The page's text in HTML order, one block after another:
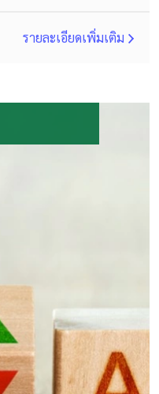
รายละเอียดเพิ่มเติม